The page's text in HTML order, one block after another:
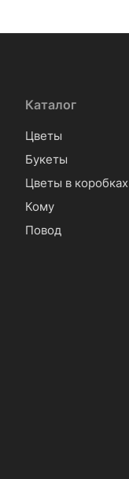
Каталог
Цветы
Букеты
Цветы в коробках
Кому
Повод